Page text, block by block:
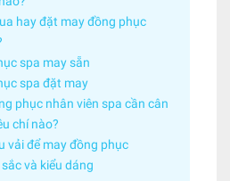
hay đặt may đồng phục
spa may sẵn
spa đặt may
phục nhân viên spa cần cân
chí nào?
vải để may đồng phục
và kiểu dáng